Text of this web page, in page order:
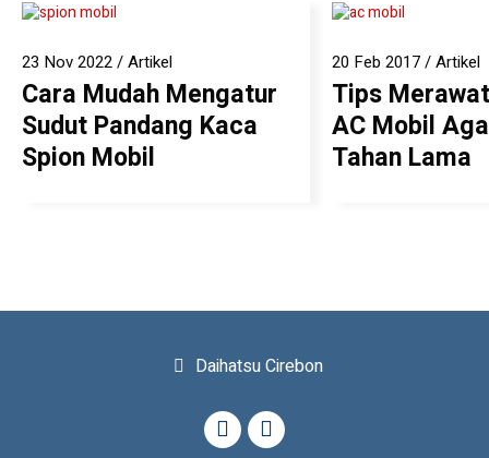
1
23 Nov 2022/Artikel
Cara Mudah Mengatur
Sudut Pandang Kaca
Spion Mobil
2
20 Feb 2017/Artikel
Tips
AC Mobil
Tahan Lama
Daihatsu Cirebon